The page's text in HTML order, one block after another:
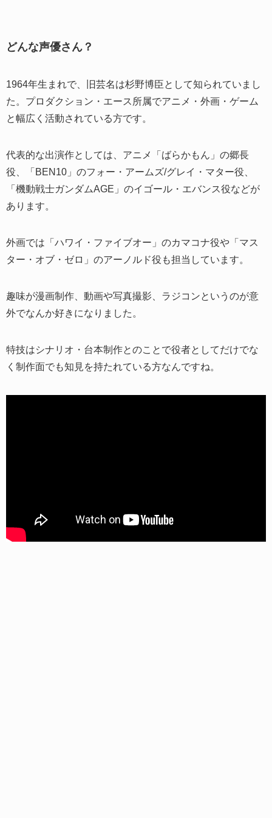
どんな声優さん？
1964年生まれで、旧芸名は杉野博臣として知られていまし
た。プロダクション・エース所属でアニメ・外画・ゲーム
と幅広く活動されている方です。
代表的な出演作としては、アニメ「ばらかもん」の郷長
役、「BEN10」のフォー・アームズ/グレイ・マター役、
「機動戦士ガンダムAGE」のイゴール・エバンス役などが
あります。
外画では「ハワイ・ファイブオー」のカマコナ役や「マス
ター・オブ・ゼロ」のアーノルド役も担当しています。
趣味が漫画制作、動画や写真撮影、ラジコンというのが意
外でなんか好きになりました。
特技はシナリオ・台本制作とのことで役者としてだけでな
く制作面でも知見を持たれている方なんですね。